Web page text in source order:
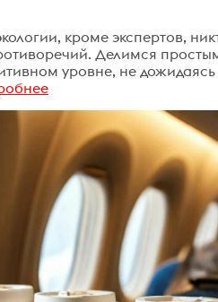
кроме экспертов,
Делимся
уровне, не